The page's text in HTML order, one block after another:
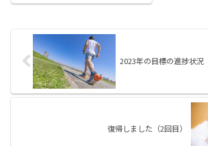
わります。」その言葉に背中を押
され、AIに対して興味を持...
2023年の目標の進捗状況
復帰しました（2回目）